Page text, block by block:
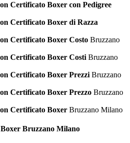
Certificato Boxer con Pedigree
Certificato Boxer di Razza
Certificato Boxer Costo Bruzzano
Certificato Boxer Costi Bruzzano
Certificato Boxer Prezzi Bruzzano
Certificato Boxer Prezzo Bruzzano
Certificato Boxer Bruzzano Milano
Boxer Bruzzano Milano